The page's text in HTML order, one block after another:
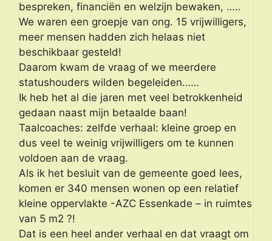
bespreken, financiën en welzijn bewaken, …..
We waren een groepje van ong. 15 vrijwilligers,
meer mensen hadden zich helaas niet
beschikbaar gesteld!
Daarom kwam de vraag of we meerdere
statushouders wilden begeleiden……
Ik heb het al die jaren met veel betrokkenheid
gedaan naast mijn betaalde baan!
Taalcoaches: zelfde verhaal: kleine groep en
dus veel te weinig vrijwilligers om te kunnen
voldoen aan de vraag.
Als ik het besluit van de gemeente goed lees,
komen er 340 mensen wonen op een relatief
kleine oppervlakte -AZC Essenkade – in ruimtes
van 5 m2 ?!
Dat is een heel ander verhaal en dat vraagt om